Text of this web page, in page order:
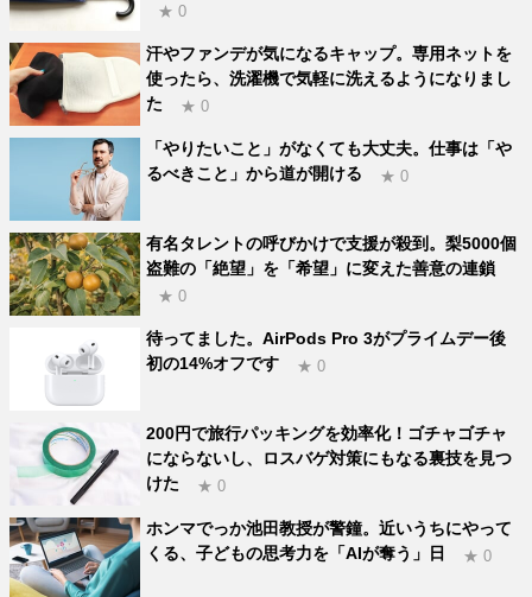
★ 0
汗やファンデが気になるキャップ。専用ネットを
使ったら、洗濯機で気軽に洗えるようになりまし
た
★ 0
「やりたいこと」がなくても大丈夫。仕事は「や
るべきこと」から道が開ける
★ 0
有名タレントの呼びかけで支援が殺到。梨5000個
盗難の「絶望」を「希望」に変えた善意の連鎖
★ 0
待ってました。AirPods Pro 3がプライムデー後
初の14%オフです
★ 0
200円で旅行パッキングを効率化！ゴチャゴチャ
にならないし、ロスバゲ対策にもなる裏技を見つ
けた
★ 0
ホンマでっか池田教授が警鐘。近いうちにやって
くる、子どもの思考力を「AIが奪う」日
★ 0